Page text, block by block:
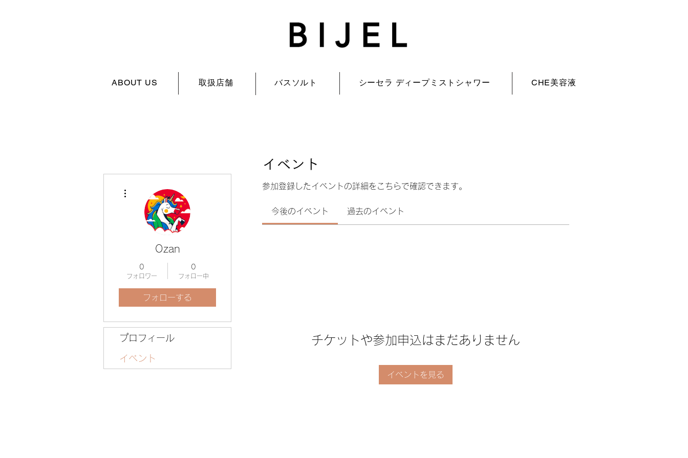
ABOUT US 取扱店舗 バスソルト シーセラ ディープミストシャワー CHE美容液
イベント
参加登録したイベントの詳細をこちらで確認できます。
今後のイベント 過去のイベント
チケットや参加申込はまだありません
イベントを見る
Ozan
0
フォロワー
0
フォロー中
フォローする
プロフィール
イベント